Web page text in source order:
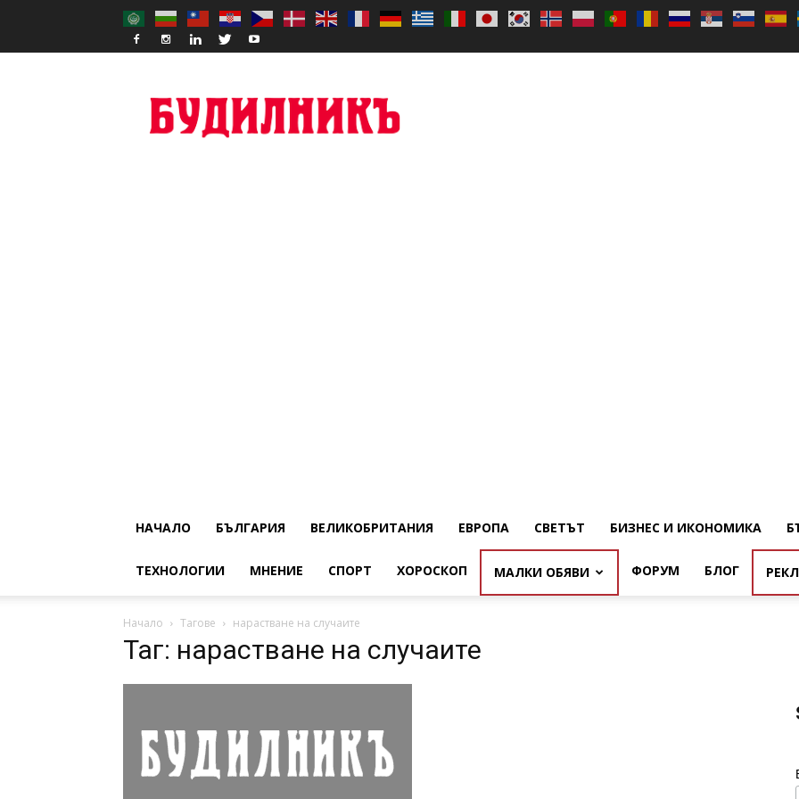
НАЧАЛО БЪЛГАРИЯ ВЕЛИКОБРИТАНИЯ ЕВРОПА СВЕТЪТ БИЗНЕС И ИКОНОМИКА
ТЕХНОЛОГИИ МНЕНИЕ СПОРТ ХОРОСКОП МАЛКИ ОБЯВИ ФОРУМ БЛОГ
Начало Тагове нарастване на случаите
Таг: нарастване на случаите